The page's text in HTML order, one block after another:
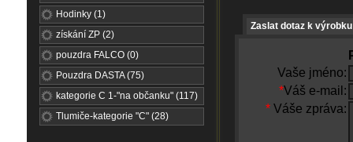
Hodinky (1)
získání ZP (2)
pouzdra FALCO (0)
Pouzdra DASTA (75)
kategorie C 1-"na občanku" (117)
Tlumiče-kategorie "C" (28)
Zaslat dotaz k výrobku
Vaše jméno:
*Váš e-mail:
* Váše zpráva: